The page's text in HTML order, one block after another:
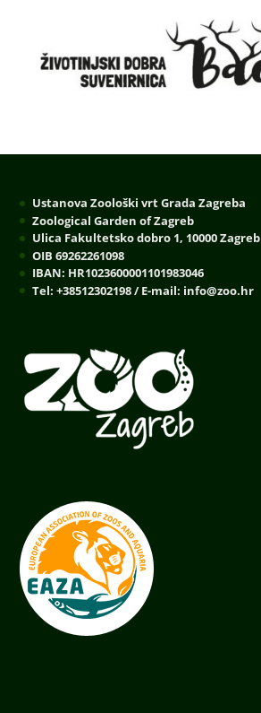
Ustanova Zoološki vrt Grada Zagreba
Zoological Garden of Zagreb
Ulica Fakultetsko dobro 1, 10000 Zagreb
OIB 69262261098
IBAN: HR1023600001101983046
Tel: +38512302198 / E-mail: info@zoo.hr